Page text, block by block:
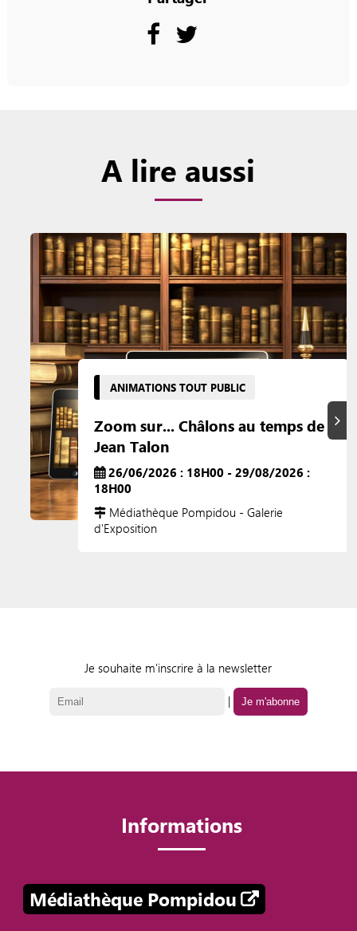
A lire aussi
ANIMATIONS TOUT PUBLIC
Zoom sur... Châlons au temps de
Jean Talon
26/06/2026 : 18H00 - 29/08/2026 :
18H00
Médiathèque Pompidou - Galerie
d'Exposition
Je souhaite m'inscrire à la newsletter
|
Informations
Médiathèque Pompidou